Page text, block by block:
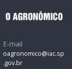
E-mail
oagronomico@iac.sp
.gov.br